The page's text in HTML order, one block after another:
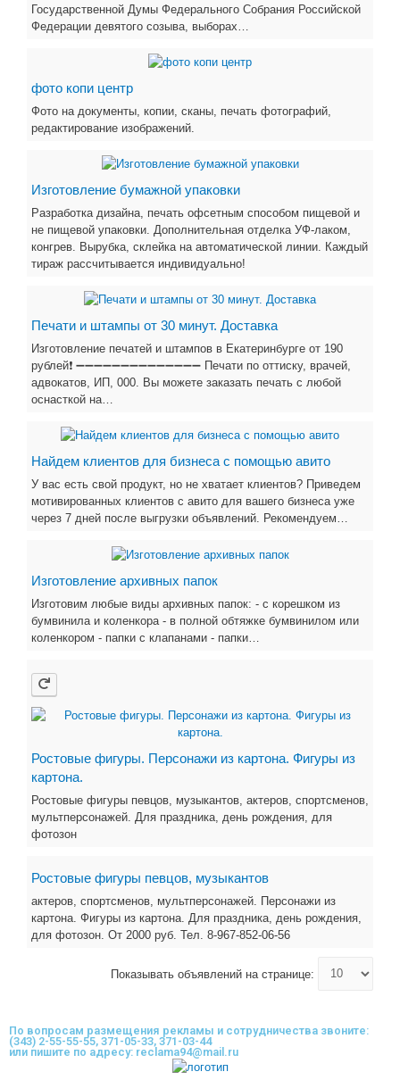
Государственной Думы Федерального Собрания Российской
Федерации девятого созыва, выборах…
фото копи центр
Фото на документы, копии, сканы, печать фотографий,
редактирование изображений.
Изготовление бумажной упаковки
Разработка дизайна, печать офсетным способом пищевой и
не пищевой упаковки. Дополнительная отделка УФ-лаком,
конгрев. Вырубка, склейка на автоматической линии. Каждый
тираж рассчитывается индивидуально!
Печати и штампы от 30 минут. Доставка
Изготовление печатей и штампов в Екатеринбурге от 190
рублей❗ ➖➖➖➖➖➖➖➖➖➖➖➖➖➖ Печати по оттиску, врачей,
адвокатов, ИП, 000. Вы можете заказать печать с любой
оснасткой на…
Найдем клиентов для бизнеса с помощью авито
У вас есть свой продукт, но не хватает клиентов? Приведем
мотивированных клиентов с авито для вашего бизнеса уже
через 7 дней после выгрузки объявлений. Рекомендуем…
Изготовление архивных папок
Изготовим любые виды архивных папок: - с корешком из
бумвинила и коленкора - в полной обтяжке бумвинилом или
коленкором - папки с клапанами - папки…
Ростовые фигуры. Персонажи из картона. Фигуры из
картона.
Ростовые фигуры певцов, музыкантов, актеров, спортсменов,
мультперсонажей. Для праздника, день рождения, для
фотозон
Ростовые фигуры певцов, музыкантов
актеров, спортсменов, мультперсонажей. Персонажи из
картона. Фигуры из картона. Для праздника, день рождения,
для фотозон. От 2000 руб. Тел. 8-967-852-06-56
Показывать объявлений на странице:
По вопросам размещения рекламы и сотрудничества звоните:
(343) 2-55-55-55, 371-05-33, 371-03-44
или пишите по адресу: reclama94@mail.ru